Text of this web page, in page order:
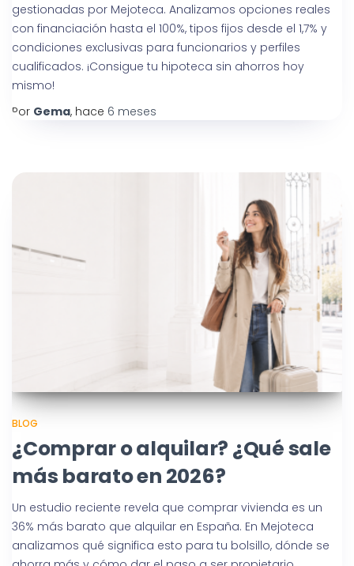
gestionadas por Mejoteca. Analizamos opciones reales
con financiación hasta el 100%, tipos fijos desde el 1,7% y
condiciones exclusivas para funcionarios y perfiles
cualificados. ¡Consigue tu hipoteca sin ahorros hoy
mismo!
Por Gema, hace 6 meses
BLOG
¿Comprar o alquilar? ¿Qué sale
más barato en 2026?
Un estudio reciente revela que comprar vivienda es un
36% más barato que alquilar en España. En Mejoteca
analizamos qué significa esto para tu bolsillo, dónde se